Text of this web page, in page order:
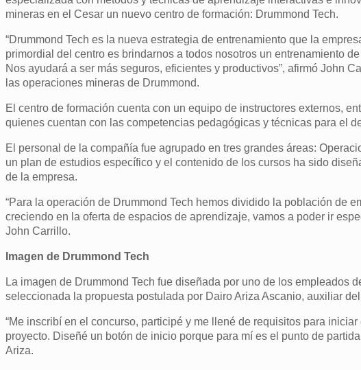
mineras en el Cesar un nuevo centro de formación: Drummond Tech.
“Drummond Tech es la nueva estrategia de entrenamiento que la
primordial del centro es brindarnos a todos nosotros un entrenamiento
Nos ayudará a ser más seguros, eficientes y productivos”, afirmó John
las operaciones mineras de Drummond.
El centro de formación cuenta con un equipo de instructores externos,
quienes cuentan con las competencias pedagógicas y técnicas para el
El personal de la compañía fue agrupado en tres grandes áreas:
un plan de estudios específico y el contenido de los cursos ha sido
de la empresa.
“Para la operación de Drummond Tech hemos dividido la población de
creciendo en la oferta de espacios de aprendizaje, vamos a poder ir
John Carrillo.
Imagen de Drummond Tech
La imagen de Drummond Tech fue diseñada por uno de los empleados
seleccionada la propuesta postulada por Dairo Ariza Ascanio, auxiliar
“Me inscribí en el concurso, participé y me llené de requisitos para
proyecto. Diseñé un botón de inicio porque para mí es el punto de
Ariza.